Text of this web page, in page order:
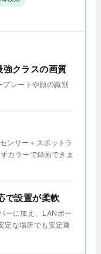
クラスの画質
プレートや顔の識別
ンサー＋スポットラ
カラーで録画できま
で設置が柔軟
ーに加え、LANポー
定な場所でも安定運